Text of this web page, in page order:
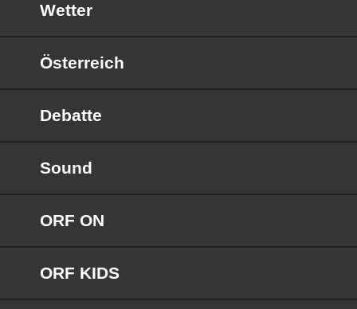
Wetter
Österreich
Debatte
Sound
ORF ON
ORF KIDS